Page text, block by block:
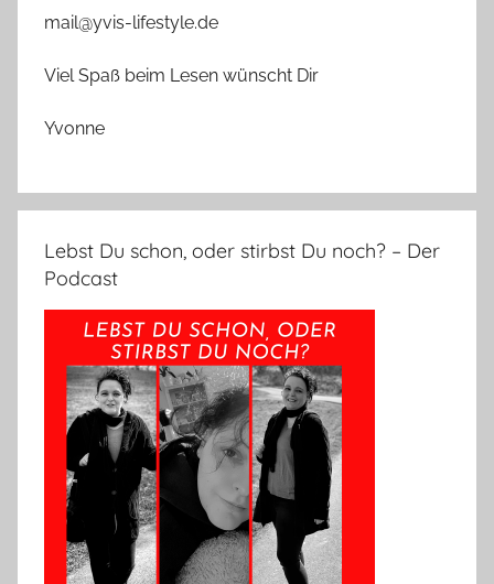
mail@yvis-lifestyle.de
Viel Spaß beim Lesen wünscht Dir
Yvonne
Lebst Du schon, oder stirbst Du noch? – Der
Podcast